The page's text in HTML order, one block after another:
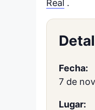
Real .
Fecha:
7 de
Lugar: